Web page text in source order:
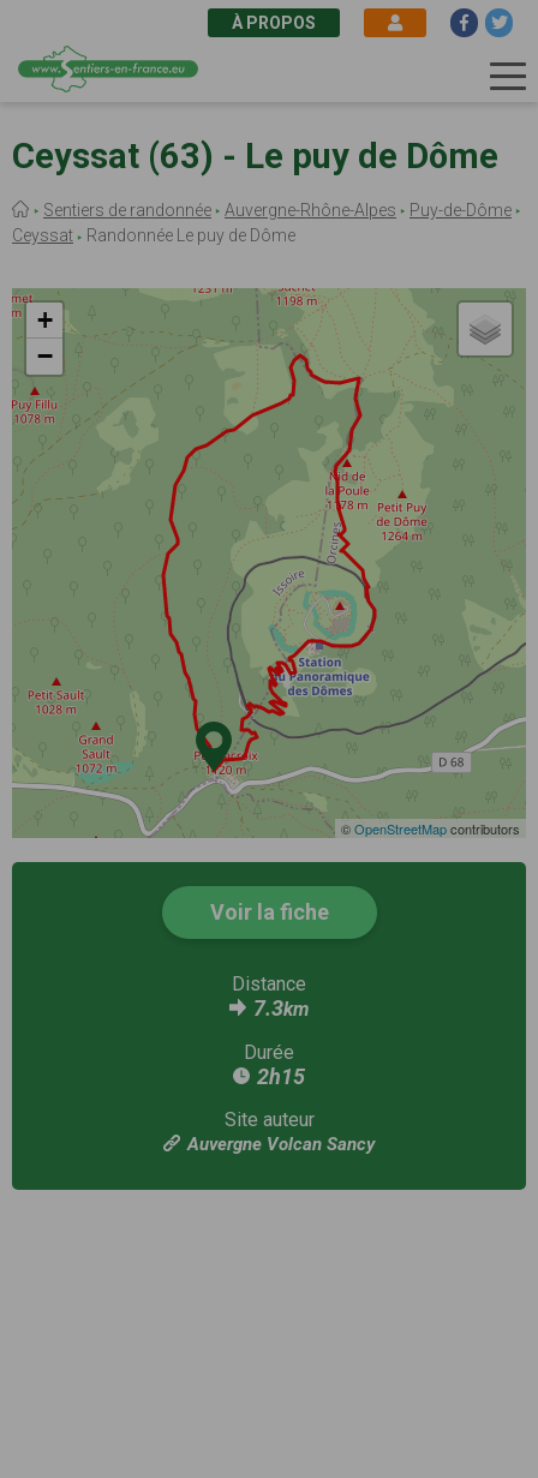
au
contenu
À PROPOS
Ceyssat (63) - Le puy de Dôme
Fil
d'Ariane
Sentiers de randonnée Auvergne-Rhône-Alpes
Puy-de-Dôme
Ceyssat
Randonnée Le puy de Dôme
+
−
©OpenStreetMapcontributors
Voir la fiche
Distance
7.3km
Durée
2h15
Site auteur
Auvergne Volcan Sancy